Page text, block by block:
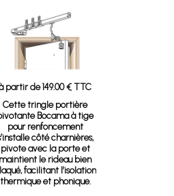
partir de 149.00 € TTC
Cette tringle portière
Bocama à tige
pour renfoncement
côté charnières,
pivote avec la porte et
maintient le rideau bien
facilitant l’isolation
thermique et phonique.